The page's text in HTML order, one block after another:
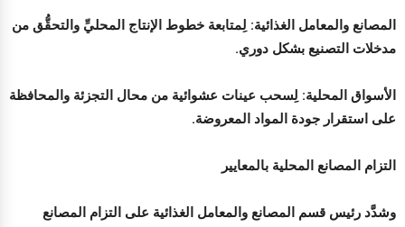
المصانع والمعامل الغذائية: لِمتابعة خطوط الإنتاج المحليِّ والتحقُّق من
مدخلات التصنيع بشكل دوري.
الأسواق المحلية: لِسحب عينات عشوائية من محال التجزئة والمحافظة
على استقرار جودة المواد المعروضة.
التزام المصانع المحلية بالمعايير
وشدَّد رئيس قسم المصانع والمعامل الغذائية على التزام المصانع